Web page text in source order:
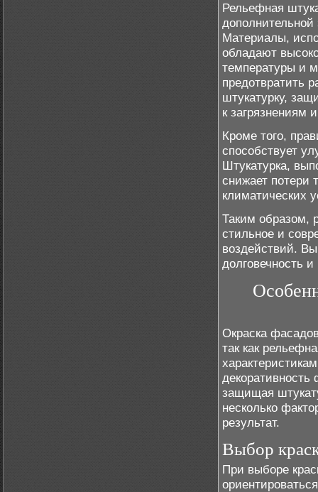
Рельефная
Материалы,
обладают
температуры и
предотвратить
штукатурку,
к загрязнениям
Кроме того,
способствует
Штукатурка,
снижает потери
климатических
Таким образом,
стильное и
воздействий.
долговечность
Окраска
так как
декоративность
защищая
несколько
результат.
Выбор
При выборе